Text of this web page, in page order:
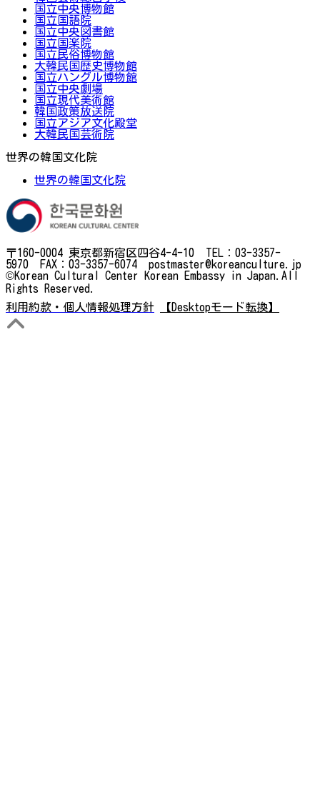
国立中央博物館
国立国語院
国立中央図書館
国立国楽院
国立民俗博物館
大韓民国歴史博物館
国立ハングル博物館
国立中央劇場
国立現代美術館
韓国政策放送院
国立アジア文化殿堂
大韓民国芸術院
世界の韓国文化院
世界の韓国文化院
〒160-0004 東京都新宿区四谷4-4-10 TEL：03-3357-
5970 FAX：03-3357-6074 postmaster@koreanculture.jp
©Korean Cultural Center Korean Embassy in Japan.All
Rights Reserved.
利用約款・個人情報処理方針
【Desktopモード転換】